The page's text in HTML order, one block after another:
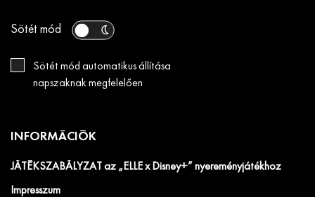
Sötét mód
Sötét mód automatikus állítása
napszaknak megfelelően
INFORMÁCIÓK
JÁTÉKSZABÁLYZAT az „ELLE x Disney+” nyereményjátékhoz
Impresszum